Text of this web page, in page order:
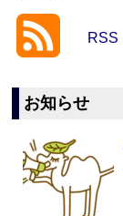
RSS
お知らせ